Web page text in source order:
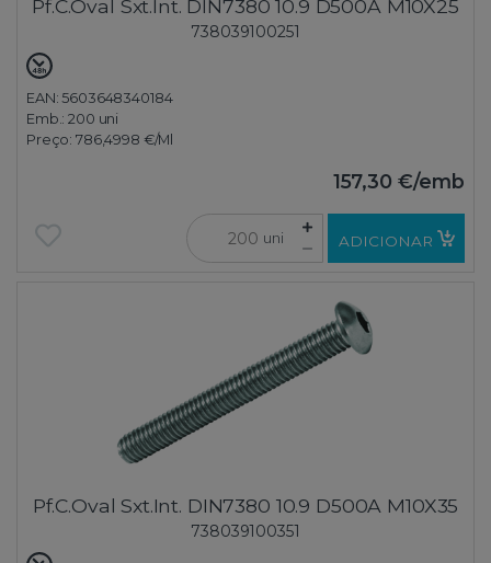
Pf.C.Oval Sxt.Int. DIN7380 10.9 D500A M10X25
738039100251
EAN: 5603648340184
Emb.:200 uni
Preço: 786,4998 €/Ml
157,30 €/emb
uni ADICIONAR
Pf.C.Oval Sxt.Int. DIN7380 10.9 D500A M10X35
738039100351